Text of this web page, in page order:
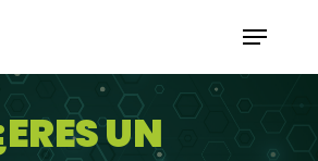
Menu
UN